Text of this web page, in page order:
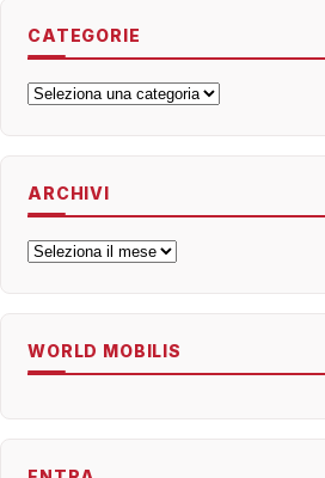
CATEGORIE
Categorie
ARCHIVI
Archivi
WORLD MOBILIS